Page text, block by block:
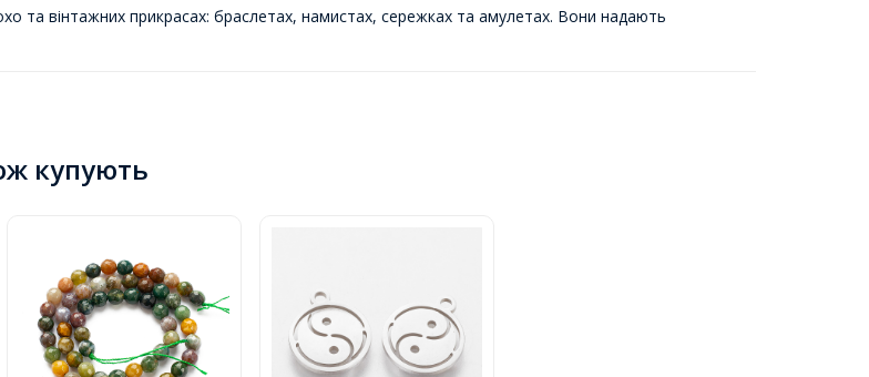
та вінтажних прикрасах: браслетах, намистах, сережках та амулетах. Вони надають
купують